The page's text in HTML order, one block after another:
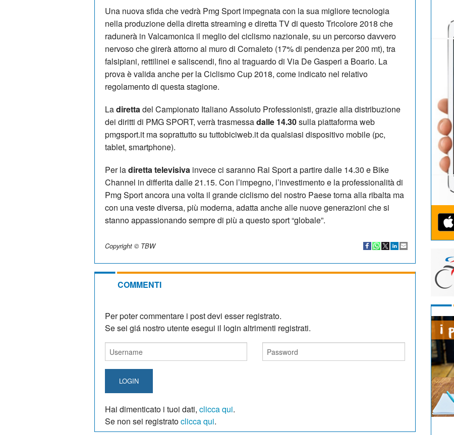
Una nuova sfida che vedrà Pmg Sport impegnata con la sua migliore tecnologia
nella produzione della diretta streaming e diretta TV di questo Tricolore 2018 che
radunerà in Valcamonica il meglio del ciclismo nazionale, su un percorso davvero
nervoso che girerà attorno al muro di Cornaleto (17% di pendenza per 200 mt), tra
falsipiani, rettilinei e saliscendi, fino al traguardo di Via De Gasperi a Boario. La
prova è valida anche per la Ciclismo Cup 2018, come indicato nel relativo
regolamento di questa stagione.
Ladirettadel Campionato Italiano Assoluto Professionisti, grazie alla distribuzione
dei diritti di PMG SPORT, verrà trasmessadalle 14.30sulla piattaforma web
pmgsport.it ma soprattutto su tuttobiciweb.it da qualsiasi dispositivo mobile (pc,
tablet, smartphone).
Per ladiretta televisiva invece ci saranno Rai Sport a partire dalle 14.30 e Bike
Channel in differita dalle 21.15. Con l’impegno, l’investimento e la professionalità di
Pmg Sport ancora una volta il grande ciclismo del nostro Paese torna alla ribalta ma
con una veste diversa, più moderna, adatta anche alle nuove generazioni che si
stanno appassionando sempre di più a questo sport “globale”.
Copyright © TBW
COMMENTI
Per poter commentare i post devi esser registrato.
Se sei giá nostro utente esegui il login altrimenti registrati.
LOGIN
Hai dimenticato i tuoi dati, clicca qui.
Se non sei registratoclicca qui.